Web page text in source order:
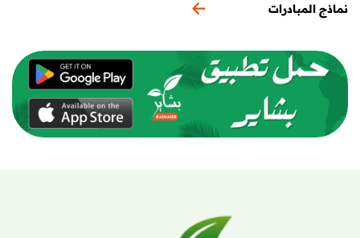
نماذج المبادرات